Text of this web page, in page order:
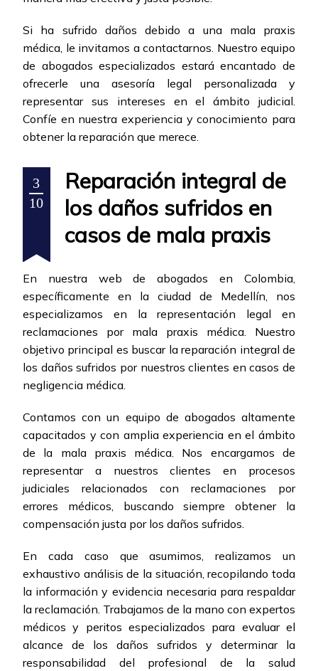
Si ha sufrido daños debido a una mala praxis
médica, le invitamos a contactarnos. Nuestro equipo
de abogados especializados estará encantado de
ofrecerle una asesoría legal personalizada y
representar sus intereses en el ámbito judicial.
Confíe en nuestra experiencia y conocimiento para
obtener la reparación que merece.
3
10
Reparación integral de
los daños sufridos en
casos de mala praxis
En nuestra web de abogados en Colombia,
específicamente en la ciudad de Medellín, nos
especializamos en la representación legal en
reclamaciones por mala praxis médica. Nuestro
objetivo principal es buscar la reparación integral de
los daños sufridos por nuestros clientes en casos de
negligencia médica.
Contamos con un equipo de abogados altamente
capacitados y con amplia experiencia en el ámbito
de la mala praxis médica. Nos encargamos de
representar a nuestros clientes en procesos
judiciales relacionados con reclamaciones por
errores médicos, buscando siempre obtener la
compensación justa por los daños sufridos.
En cada caso que asumimos, realizamos un
exhaustivo análisis de la situación, recopilando toda
la información y evidencia necesaria para respaldar
la reclamación. Trabajamos de la mano con expertos
médicos y peritos especializados para evaluar el
alcance de los daños sufridos y determinar la
responsabilidad del profesional de la salud